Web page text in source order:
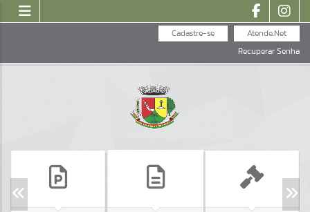
Atende.Net
Cadastre-se
Recuperar Senha